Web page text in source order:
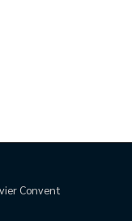
Convent